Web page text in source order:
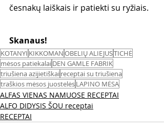
česnakų laiškais ir patiekti su ryžiais.
Skanaus!
KOTANYI KIKKOMANOBELIŲ ALIEJUSTICHĖ
mėsos patiekalaiDEN GAMLE FABRIK
triušiena azijietiškaireceptai su triušiena
traškios mėsos juostelėsLAPINO MĖSA
ALFAS VIENAS NAMUOSE RECEPTAI
ALFO DIDYSIS ŠOU receptai
RECEPTAI